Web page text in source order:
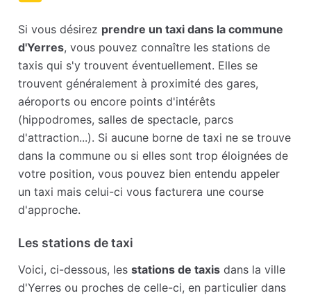
Si vous désirez prendre un taxi dans la commune
d'Yerres, vous pouvez connaître les stations de
taxis qui s'y trouvent éventuellement. Elles se
trouvent généralement à proximité des gares,
aéroports ou encore points d'intérêts
(hippodromes, salles de spectacle, parcs
d'attraction...). Si aucune borne de taxi ne se trouve
dans la commune ou si elles sont trop éloignées de
votre position, vous pouvez bien entendu appeler
un taxi mais celui-ci vous facturera une course
d'approche.
Les stations de taxi
Voici, ci-dessous, lesstations de taxis dans la ville
d'Yerres ou proches de celle-ci, en particulier dans